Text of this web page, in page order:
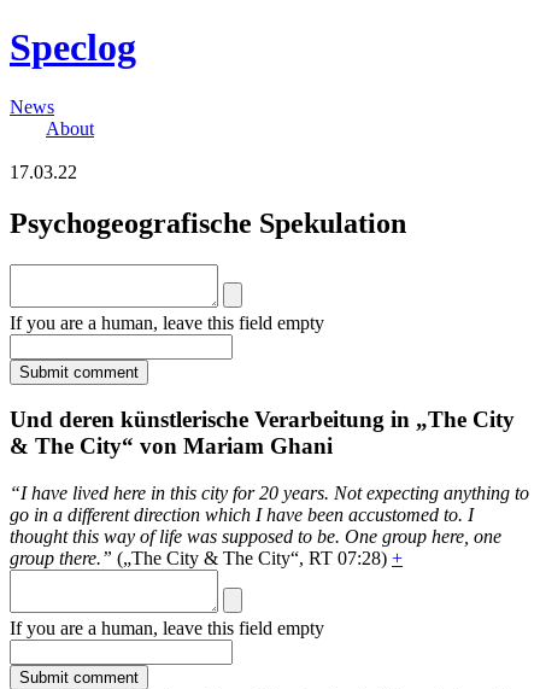
Speclog
News
About
17.03.22
Psychogeografische Spekulation
If you are a human, leave this field empty
Und deren künstlerische Verarbeitung in „The City
& The City“ von Mariam Ghani
“I have lived here in this city for 20 years. Not expecting anything to
go in a different direction which I have been accustomed to. I
thought this way of life was supposed to be. One group here, one
group there.” („The City & The City“, RT 07:28) +
If you are a human, leave this field empty